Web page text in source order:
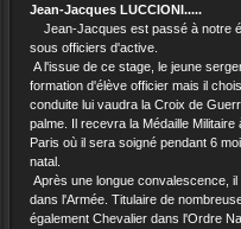
Jean-Jacques LUCCIONI.....
Jean-Jacques est passé à notre
sous officiers d'active.
A l'issue de ce stage, le jeune
formation d'élève officier mais il
conduite lui vaudra la Croix de
palme. Il recevra la Médaille
Paris où il sera soigné pendant 6
natal.
Après une longue convalescence,
dans l'Armée. Titulaire de
également Chevalier dans l'Ordre